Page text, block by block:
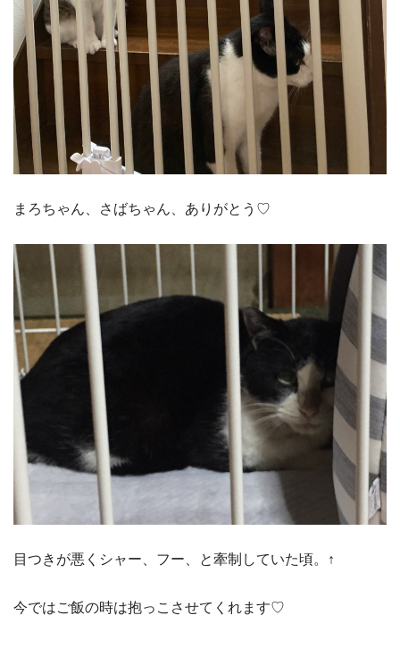
まろちゃん、さばちゃん、ありがとう♡
目つきが悪くシャー、フー、と牽制していた頃。↑
今ではご飯の時は抱っこさせてくれます♡